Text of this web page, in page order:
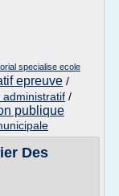
specialise ecole
epreuve /
/
publique
Des